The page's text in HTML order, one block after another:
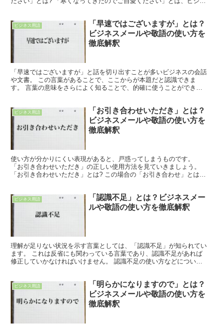
ビジネス用語
「早速ではございますが」とは？
ビジネスメールや敬語の使い方を
徹底解釈
「早速ではございますが」と話を切り出すことが多いビジネスの会話
や文書。 この言葉があることで、ここからが本題だと認識できま
す。 言葉の意味をさらによく知ることで、的確に使うことができ
ビジネス用語
「お引き合わせいただき」とは？
ビジネスメールや敬語の使い方を
徹底解釈
使い方が分かりにくい表現があると、戸惑ってしまうものです。
「お引き合わせいただき」の正しい使用方法を見ていきましょう。
「お引き合わせいただき」とは? この場合の「お引き合わせ」とは、
ビジネス用語
「認識不足」とは？ビジネスメー
ルや敬語の使い方を徹底解釈
理解が足りない状況を示す言葉としては、「認識不足」が知られてい
ます。 これは反省にも関わっている言葉であり、認識不足があれば
修正していかなければいけません。 認識不足の使い方などについ
ビジネス用語
「明らかになりますので」とは？
ビジネスメールや敬語の使い方を
徹底解釈